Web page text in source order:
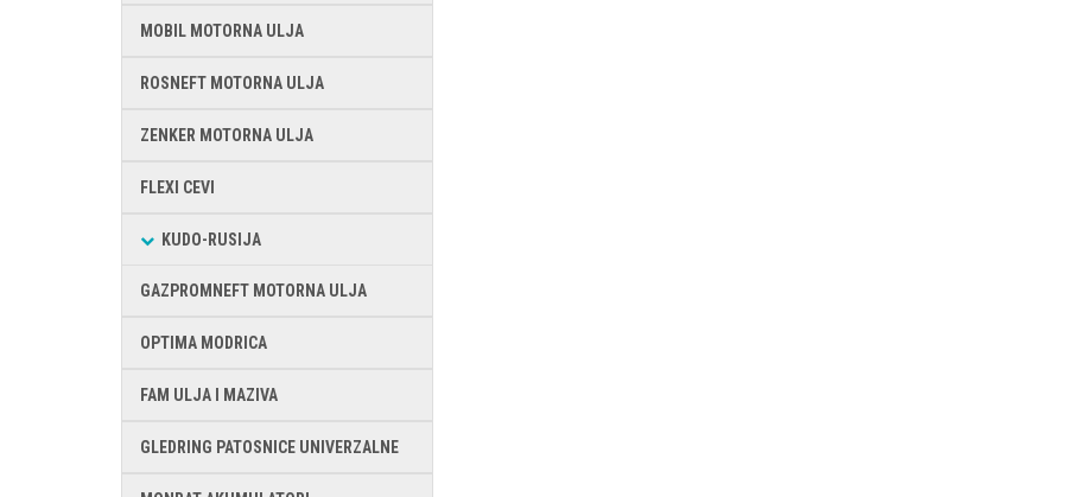
MOBIL MOTORNA ULJA
ROSNEFT MOTORNA ULJA
ZENKER MOTORNA ULJA
FLEXI CEVI
KUDO-RUSIJA
GAZPROMNEFT MOTORNA ULJA
OPTIMA MODRICA
FAM ULJA I MAZIVA
GLEDRING PATOSNICE UNIVERZALNE